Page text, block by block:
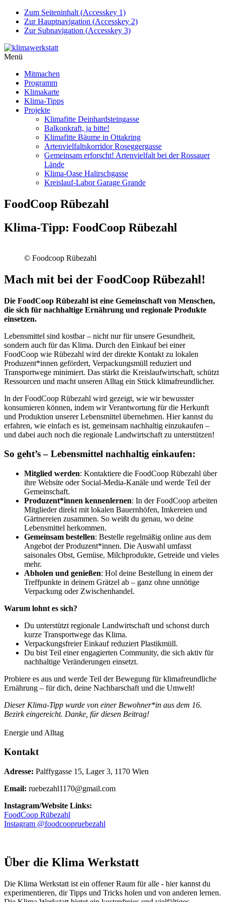
Zum Seiteninhalt (Accesskey 1)
Zur Hauptnavigation (Accesskey 2)
Zur Subnavigation (Accesskey 3)
Menü
Mitmachen
Programm
Klimakarte
Klima-Tipps
Projekte
Klimafitte Deinhardsteingasse
Balkonkraft, ja bitte!
Klimafitte Bäume in Ottakring
Artenvielfaltskorridor Roseggergasse
Gemeinsam erforscht! Artenvielfalt bei der Rossauer
Lände
Klima-Oase Halirschgasse
Kreislauf-Labor Garage Grande
FoodCoop Rübezahl
Klima-Tipp: FoodCoop Rübezahl
© Foodcoop Rübezahl
Mach mit bei der FoodCoop Rübezahl!
Die FoodCoop Rübezahl ist eine Gemeinschaft von Menschen,
die sich für nachhaltige Ernährung und regionale Produkte
einsetzen.
Lebensmittel sind kostbar – nicht nur für unsere Gesundheit,
sondern auch für das Klima. Durch den Einkauf bei einer
FoodCoop wie Rübezahl wird der direkte Kontakt zu lokalen
Produzent*innen gefördert, Verpackungsmüll reduziert und
Transportwege minimiert. Das stärkt die Kreislaufwirtschaft, schützt
Ressourcen und macht unseren Alltag ein Stück klimafreundlicher.
In der FoodCoop Rübezahl wird gezeigt, wie wir bewusster
konsumieren können, indem wir Verantwortung für die Herkunft
und Produktion unserer Lebensmittel übernehmen. Hier kannst du
erfahren, wie einfach es ist, gemeinsam nachhaltig einzukaufen –
und dabei auch noch die regionale Landwirtschaft zu unterstützen!
So geht’s – Lebensmittel nachhaltig einkaufen:
Mitglied werden: Kontaktiere die FoodCoop Rübezahl über
ihre Website oder Social-Media-Kanäle und werde Teil der
Gemeinschaft.
Produzent*innen kennenlernen: In der FoodCoop arbeiten
Mitglieder direkt mit lokalen Bauernhöfen, Imkereien und
Gärtnereien zusammen. So weißt du genau, wo deine
Lebensmittel herkommen.
Gemeinsam bestellen: Bestelle regelmäßig online aus dem
Angebot der Produzent*innen. Die Auswahl umfasst
saisonales Obst, Gemüse, Milchprodukte, Getreide und vieles
mehr.
Abholen und genießen: Hol deine Bestellung in einem der
Treffpunkte in deinem Grätzel ab – ganz ohne unnötige
Verpackung oder Zwischenhandel.
Warum lohnt es sich?
Du unterstützt regionale Landwirtschaft und schonst durch
kurze Transportwege das Klima.
Verpackungsfreier Einkauf reduziert Plastikmüll.
Du bist Teil einer engagierten Community, die sich aktiv für
nachhaltige Veränderungen einsetzt.
Probiere es aus und werde Teil der Bewegung für klimafreundliche
Ernährung – für dich, deine Nachbarschaft und die Umwelt!
Dieser Klima-Tipp wurde von einer Bewohner*in aus dem 16.
Bezirk eingereicht. Danke, für diesen Beitrag!
Energie und Alltag
Kontakt
Adresse: Palffygasse 15, Lager 3, 1170 Wien
Email: ruebezahl1170@gmail.com
Instagram/Website Links:
FoodCoop Rübezahl
Instagram @foodcoopruebezahl
Über die Klima Werkstatt
Die Klima Werkstatt ist ein offener Raum für alle - hier kannst du
experimentieren, dir Tipps und Tricks holen und von anderen lernen.